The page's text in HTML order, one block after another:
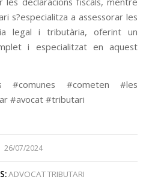
s?especialitza a assessorar les
legal i tributària, oferint un
i especialitzat en aquest
#cometen #les
#avocat #tributari
26/07/2024
ADVOCAT TRIBUTARI